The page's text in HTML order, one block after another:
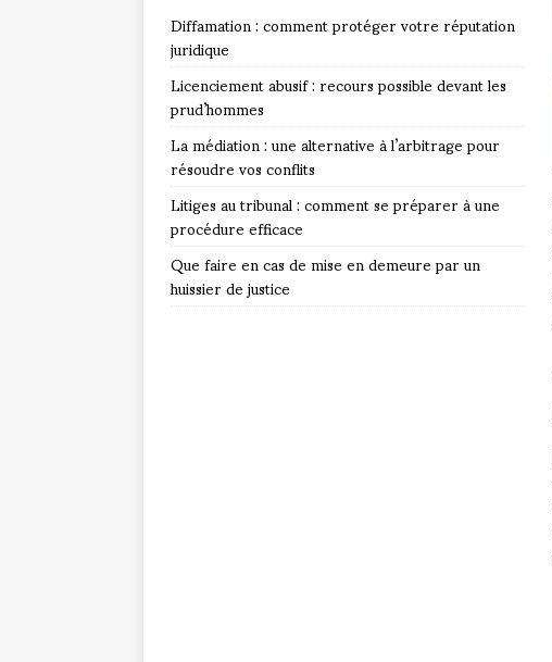
Diffamation : comment protéger votre réputation
juridique
Licenciement abusif : recours possible devant les
prud’hommes
La médiation : une alternative à l’arbitrage pour
résoudre vos conflits
Litiges au tribunal : comment se préparer à une
procédure efficace
Que faire en cas de mise en demeure par un
huissier de justice